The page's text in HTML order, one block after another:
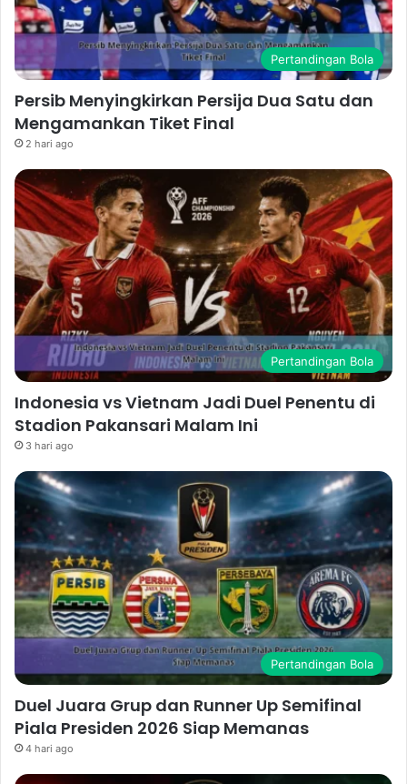
Pertandingan Bola
Persib Menyingkirkan Persija Dua Satu dan
Mengamankan Tiket Final
2 hari ago
Pertandingan Bola
Indonesia vs Vietnam Jadi Duel Penentu di
Stadion Pakansari Malam Ini
3 hari ago
Pertandingan Bola
Duel Juara Grup dan Runner Up Semifinal
Piala Presiden 2026 Siap Memanas
4 hari ago